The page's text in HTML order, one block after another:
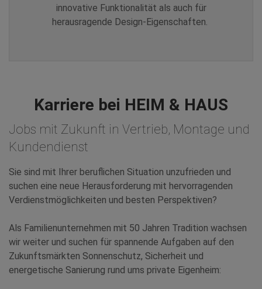
innovative Funktionalität als auch für
herausragende Design-Eigenschaften.
Karriere bei HEIM & HAUS
Jobs mit Zukunft in Vertrieb, Montage und
Kundendienst
Sie sind mit Ihrer beruflichen Situation unzufrieden und
suchen eine neue Herausforderung mit hervorragenden
Verdienstmöglichkeiten und besten Perspektiven?
Als Familienunternehmen mit 50 Jahren Tradition wachsen
wir weiter und suchen für spannende Aufgaben auf den
Zukunftsmärkten Sonnenschutz, Sicherheit und
energetische Sanierung rund ums private Eigenheim: